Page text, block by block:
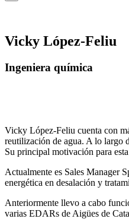
Vicky López-Feliu
Ingeniera química
Vicky López-Feliu cuenta con
reutilización de agua. A lo largo
Su principal motivación para
Actualmente es Sales Manager
energética en desalación y
Anteriormente llevo a cabo
varias EDARs de Aigües de